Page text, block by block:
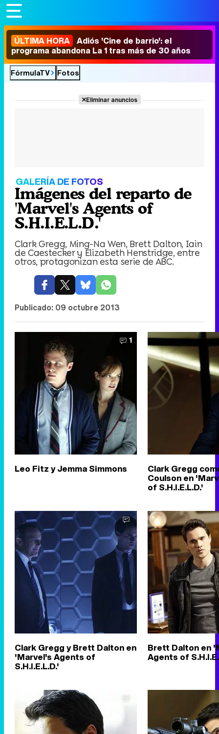
ÚLTIMA HORA Adiós 'Cine de barrio': el
programa abandona La 1 tras más de 30 años
FórmulaTV Fotos
Eliminar anuncios
GALERÍA DE FOTOS
Imágenes del reparto de
'Marvel's Agents of
S.H.I.E.L.D.'
Clark Gregg, Ming-Na Wen, Brett Dalton, Iain
de Caestecker y Elizabeth Henstridge, entre
otros, protagonizan esta serie de ABC.
Publicado: 09 octubre 2013
1
Leo Fitz y Jemma Simmons Clark Gregg
Coulson en
of S.H.I.E.L.D.'
Clark Gregg y Brett Dalton en
'Marvel's Agents of
S.H.I.E.L.D.'
Brett Dalton en
Agents of